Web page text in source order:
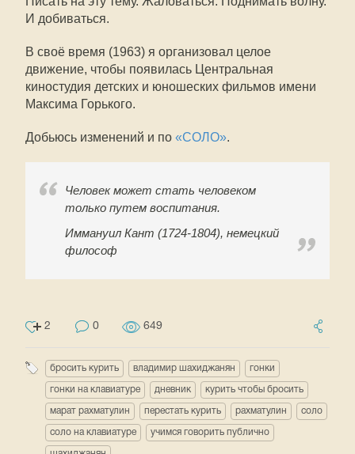
И добиваться.
В своё время (1963) я организовал целое
движение, чтобы появилась Центральная
киностудия детских и юношеских фильмов имени
Максима Горького.
Добьюсь изменений и по «СОЛО».
Человек может стать человеком
только путем воспитания.
Иммануил Кант (1724-1804), немецкий
философ
2 0 649
бросить курить владимир шахиджанян гонки
гонки на клавиатуре дневник курить чтобы бросить
марат рахматулин перестать курить рахматулин соло
соло на клавиатуре учимся говорить публично